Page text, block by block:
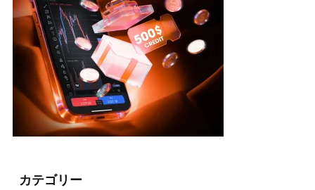
カテゴリー